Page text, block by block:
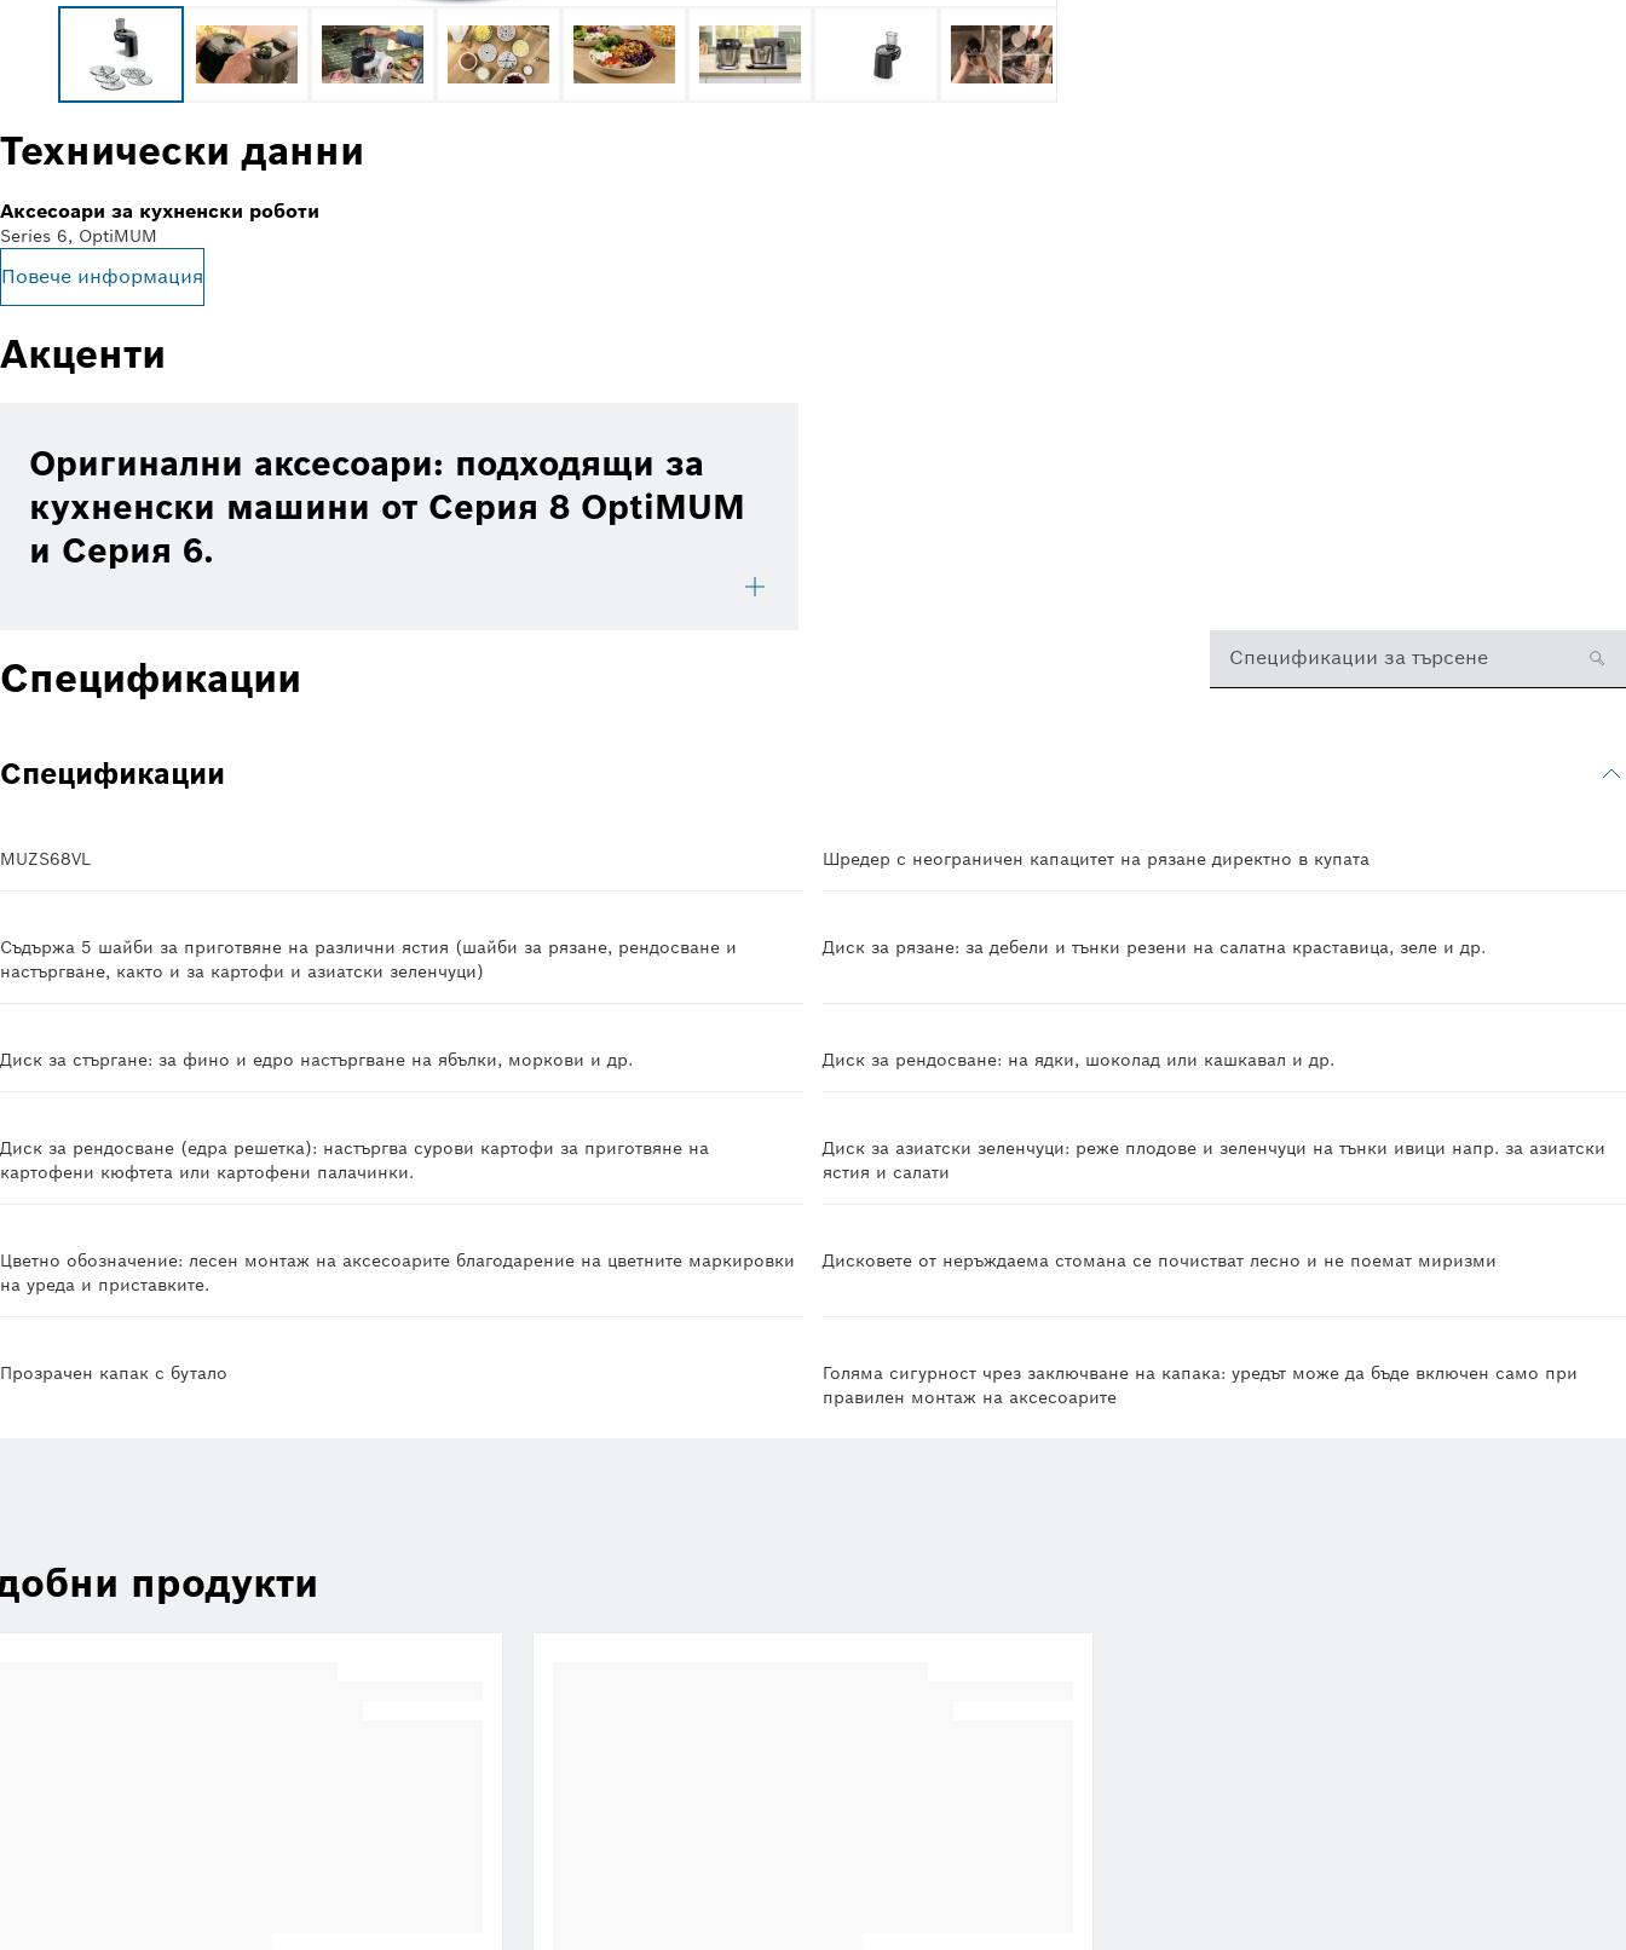
Технически данни
Аксесоари за кухненски роботи
Series 6, OptiMUM
Повече информация
Акценти
Оригинални аксесоари: подходящи за
кухненски машини от Серия 8 OptiMUM
и Серия 6.
Спецификации Спецификации за търсене
Спецификации
MUZS68VL Шредер с неограничен капацитет на рязане директно в купата
Съдържа 5 шайби за приготвяне на различни ястия (шайби за рязане, рендосване и
настъргване, както и за картофи и азиатски зеленчуци)
Диск за рязане: за дебели и тънки резени на салатна краставица, зеле и др.
Диск за стъргане: за фино и едро настъргване на ябълки, моркови и др. Диск за рендосване: на ядки, шоколад или кашкавал и др.
Диск за рендосване (едра решетка): настъргва сурови картофи за приготвяне на
картофени кюфтета или картофени палачинки.
Диск за азиатски зеленчуци: реже плодове и зеленчуци на тънки ивици напр. за азиатски
ястия и салати
Цветно обозначение: лесен монтаж на аксесоарите благодарение на цветните маркировки
на уреда и приставките.
Дисковете от неръждаема стомана се почистват лесно и не поемат миризми
Прозрачен капак с бутало
Голяма сигурност чрез заключване на капака: уредът може да бъде включен само при
правилен монтаж на аксесоарите
продукти